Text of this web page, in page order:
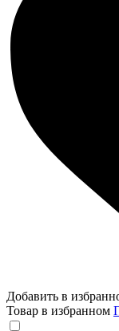
Добавить в
Товар в избранном